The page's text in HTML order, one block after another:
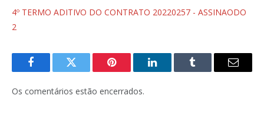
4º TERMO ADITIVO DO CONTRATO 20220257 - ASSINAODO
2
FacebookTwitter Pinterest LinkedInTumblr
E-
Os comentários estão encerrados.